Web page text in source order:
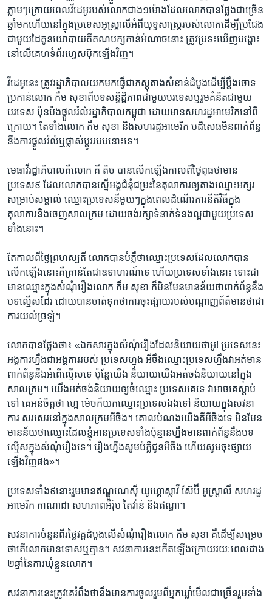
ភ្លាមៗ​ក្រោយពេល​វីដេអូ​របស់​លោក​ជាង​១ម៉ោង​ដែល​លោក​បាន​ថ្លែង​ជា​ច្រើន​
ឆ្នាំ​មក​ហើយ​នៅ​ក្នុង​ប្រទេស​អូស្ត្រាលី​អំពី​យុទ្ធសាស្ត្រ​របស់​លោក​ដើម្បី​ប្រជែង​
ជាមួយ​ដៃគូ​នយោបាយ​គឺ​គណបក្ស​កាន់​អំណាច​នោះ ​ត្រូវ​ប្រទះ​ឃើញ​បង្ហោះ​
នៅ​លើ​គេហទំព័រ​ហ្វេសប៊ុក​ឡើងវិញ។​
វីដេអូ​នេះ ​ត្រូវ​រដ្ឋាភិបាល​យក​មក​ធ្វើជា​ភស្តុតាង​សំខាន់​ដំបូង​ដើម្បី​ប្ដឹង​ចោទ​
ប្រកាន់​លោក​ កឹម សុខា​ពី​បទ​សន្ទិដ្ឋិភាព​ជាមួយ​បរទេស​ឬ​រួម​គំនិត​ជាមួយ​
បរទេស​ ប៉ុនប៉ង​ផ្ដួល​រំលំ​រដ្ឋាភិបាល​កម្ពុជា ​ដោយ​មាន​សហ​រដ្ឋ​អាមេរិក​នៅ​ពី
ក្រោយ។ ​តែ​ទាំង​លោក ​កឹម សុខា​ និង​សហរដ្ឋ​អាមេរិក ​បដិសេធ​មិន​ពាក់ព័ន្ធ​
នឹង​ការ​ផ្ដួល​រំលំ​ឬ​ផ្លាស់ប្ដូរ​របប​នោះ​ទេ។
មេធាវី​រដ្ឋាភិបាល​គឺ​លោក ​គី តិច​ បាន​លើក​ឡើង​កាលពី​ថ្ងៃ​ពុធ​ថា​មាន​
ប្រទេស​៩ ដែល​លោក​បាន​ស្នើ​អង្គ​ជំនុំជម្រះ​នៃ​តុលាការ​ឲ្យ​តាង​ឈ្មោះ​អក្សរ​
សម្រាប់​សម្គាល់ ឈ្មោះ​ប្រទេស​នីមួយៗ​ក្នុង​ពេល​ដំណើរការ​នីតិវិធី​ក្នុង​
តុលាការ​និង​ចេញ​សាលក្រម ដោយ​ចង់​រក្សា​ទំនាក់​ទំនង​ល្អ​ជាមួយ​ប្រទេស​
ទាំង​នោះ។​
តែ​កាល​ពី​ថ្ងៃ​ព្រហស្បតិ៍ លោក​បាន​បំភ្លឺ​ថា​ឈ្មោះ​ប្រទេស​ដែល​លោក​បាន​
លើក​ឡើង​នោះ​គឺ​គ្រាន់​តែ​ជា​ឧទាហរណ៍​ទេ​ ហើយ​ប្រទេស​ទាំង​នោះ​ ទោះជា​
មាន​ឈ្មោះ​ក្នុង​សំណុំ​រឿង​លោក​ កឹម សុខា​ ក៏​មិន​មែន​មាន​ន័យ​ថា​ពាក់ព័ន្ធ​នឹង​
បទល្មើស​ដែរ ​ដោយ​បាន​ចាត់​ទុក​ថា​ការ​ចុះ​ផ្សាយ​របស់​បណ្ដាញ​ព័ត៌មាន​ថា​ជា​
ការ​យល់​ច្រឡំ។
លោក​បាន​ថ្លែង​ថា៖ «ឯកសារ​ក្នុង​សំណុំ​រឿង​ដែល​និយាយ​ថា​អូ!​ ប្រទេស​នេះ ​
អង្គការ​ហ្នឹង​ជា​អង្គការ​របស់ ប្រទេស​ហ្នុង​ អីចឹង​ឈ្មោះ​ប្រទេស​ហ្នឹង​វា​អត់​មាន​
ពាក់ព័ន្ធ​នឹង​អំពើ​ល្មើស​ទេ​ ប៉ុន្តែ​យើង និយាយ​យើង​អត់​ចង់​និយាយ​នៅ​ក្នុង​
សាលក្រម។ យើង​អត់​ចង់​និយាយ​ឲ្យ​ចំ​ឈ្មោះ ប្រទេស​គេ​ទេ​ វា​អាច​គេ​ស្ដាប់​
ទៅ ​គេ​អន់​ចិត្ត​ថា​ ហ្អេ ​ម៉េច​ក៏​យក​ឈ្មោះ​ប្រទេស​ឯង​ទៅ និយាយ​ក្នុង​សវនា
ការ ​សរសេរ​នៅ​ក្នុង​សាលក្រម​អីចឹង។ គោល​បំណង​យើង​គឺ​អីចឹង​ទេ មិន​មែន​
មានន័យ​ថា​ឈ្មោះ​ដែល​ខ្ញុំ​អាន​ប្រទេស​ទាំង​ប៉ុន្មាន​ហ្នឹង​មាន​ពាក់ព័ន្ធ​នឹង​បទ
ល្មើស​ក្នុង​សំណុំ​រឿង​ទេ។​ រឿង​ហ្នឹង​សូម​បំភ្លឺ​ជូន​អីចឹង ​ហើយ​សូម​ចុះផ្សាយ​
ឡើង​វិញ​ផង»។
ប្រទេស​ទាំង​៩​នោះ​រួម​មាន​ឥណ្ឌូណេស៊ី ​យូហ្គោស្លាវី ​ស៊ែប៊ី ​អូស្ត្រាលី ​សហរដ្ឋ​
អាមេរិក កាណាដា ​សហភាព​អឺរ៉ុប​ តៃវ៉ាន់ ​និង​ឥណ្ឌា។
​សវនាការ​ចំនួន​ពីរ​ថ្ងៃ​វគ្គ​ដំបូង​លើ​សំណុំ​រឿង​លោក ​កឹម សុខា ​គឺ​ដើម្បី​សម្រេច​
ថា​តើ​លោក​មានទោស​ឬ​គ្មាន។ ​សវនាការ​នេះ​កើត​ឡើង​ក្រោយ​រយៈពេល​ជាង​
២ឆ្នាំ​នៃ​ការ​ឃុំខ្លួន​លោក។ ​
សវនាការ​នេះ​ត្រូវ​គេ​រំពឹង​ថា​នឹង​មានការ​ចូលរួម​ពី​អ្នក​ឃ្លាំមើល​ជាច្រើន​រួម​ទាំង​